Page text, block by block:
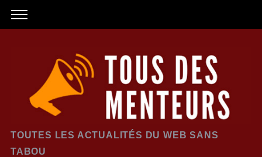
TOUTES LES ACTUALITÉS DU WEB SANS
TABOU